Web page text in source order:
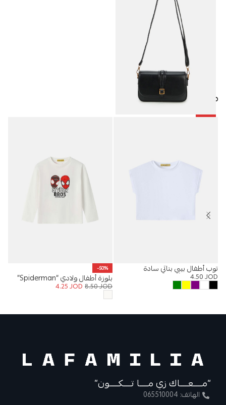
منتجات مميزة
توب أطفال بيبي بناتي سادة
4.50JOD
-50%
بلوزة أطفال ولادي “Spiderman”
8.50JOD
4.25JOD
“مــــعــــاك زي مــــا تــــكــــون”
الهاتف: 065510004